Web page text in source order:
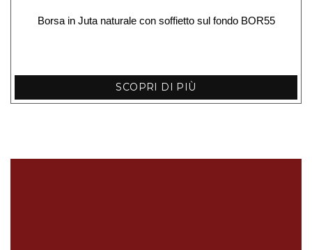
Borsa in Juta naturale con soffietto sul fondo BOR55
SCOPRI DI PIÙ